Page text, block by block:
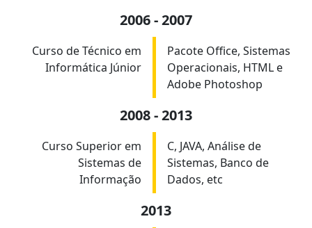
2006 - 2007
Curso de Técnico em
Informática Júnior
Pacote Office, Sistemas
Operacionais, HTML e
Adobe Photoshop
2008 - 2013
Curso Superior em
Sistemas de
Informação
C, JAVA, Análise de
Sistemas, Banco de
Dados, etc
2013